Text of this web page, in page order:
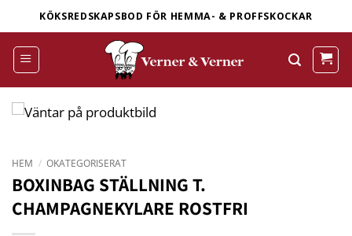
to
content
KÖKSREDSKAPSBOD FÖR HEMMA- & PROFFSKOCKAR
HEM / OKATEGORISERAT
BOXINBAG STÄLLNING T.
CHAMPAGNEKYLARE ROSTFRI